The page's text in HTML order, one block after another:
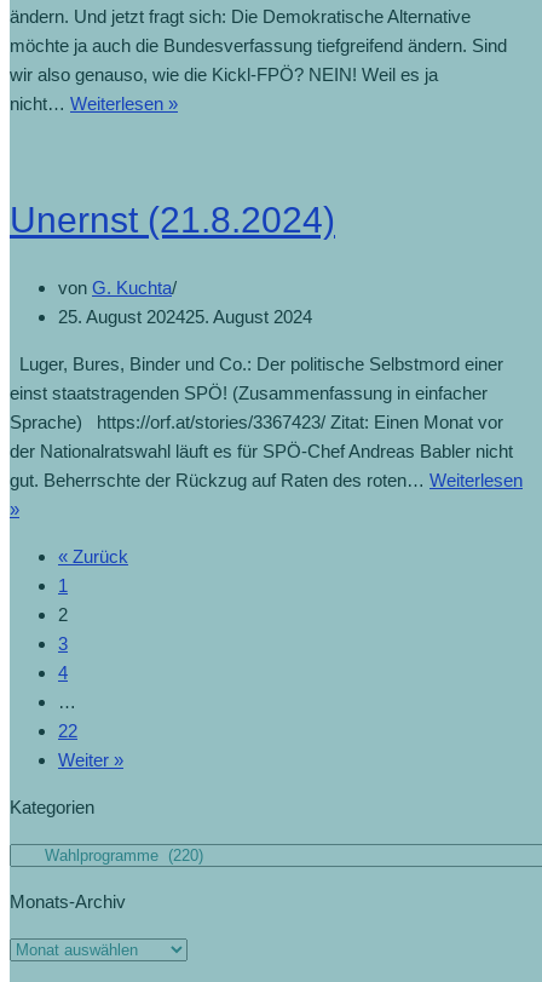
ändern. Und jetzt fragt sich: Die Demokratische Alternative
möchte ja auch die Bundesverfassung tiefgreifend ändern. Sind
wir also genauso, wie die Kickl-FPÖ? NEIN! Weil es ja
nicht… Weiterlesen »
Unernst (21.8.2024)
von G. Kuchta
25. August 202425. August 2024
Luger, Bures, Binder und Co.: Der politische Selbstmord einer
einst staatstragenden SPÖ! (Zusammenfassung in einfacher
Sprache) https://orf.at/stories/3367423/ Zitat: Einen Monat vor
der Nationalratswahl läuft es für SPÖ-Chef Andreas Babler nicht
gut. Beherrschte der Rückzug auf Raten des roten… Weiterlesen
»
« Zurück
1
2
3
4
…
22
Weiter »
Kategorien
Monats-Archiv